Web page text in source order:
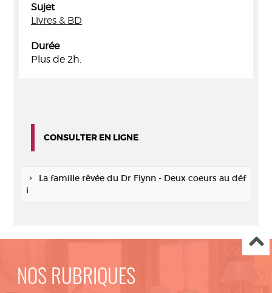
Sujet
Livres & BD
Durée
Plus de 2h.
CONSULTER EN LIGNE
La famille rêvée du Dr Flynn - Deux coeurs au déf
i
NOS RUBRIQUES